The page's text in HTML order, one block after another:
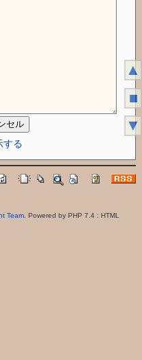
する
Team. Powered by PHP 7.4 : HTML
▲
■
▼